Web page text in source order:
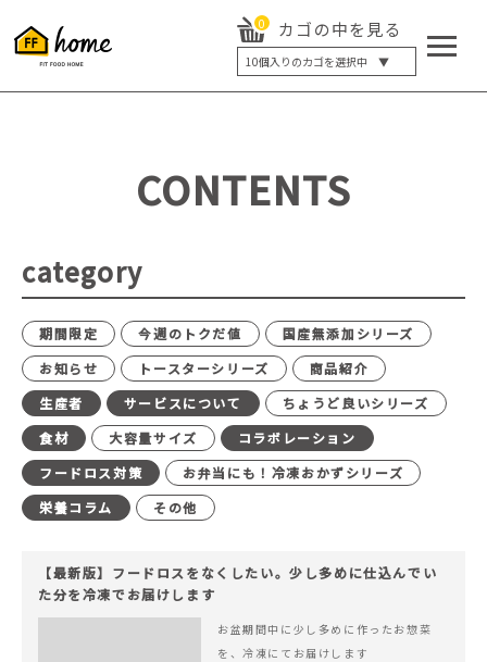
0 カゴの中を見る
10個入りのカゴを選択中 ▼
5個入り
20個入り
最大12%OFF
CONTENTS
category
期間限定 今週のトクだ値
国産無添加シリーズ
お知らせ
トースターシリーズ
商品紹介
生産者
サービスについて
ちょうど良いシリーズ
食材
大容量サイズ
コラボレーション
フードロス対策
お弁当にも！冷凍おかずシリーズ
栄養コラム
その他
【最新版】フードロスをなくしたい。少し多めに仕込んでい
た分を冷凍でお届けします
お盆期間中に少し多めに作ったお惣菜
を、冷凍にてお届けします